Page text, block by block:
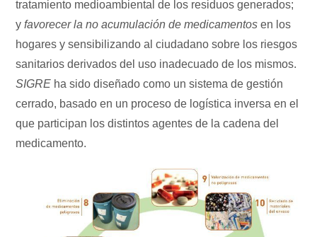
tratamiento medioambiental de los residuos generados;
yfavorecer la no acumulación de medicamentos en los
hogares y sensibilizando al ciudadano sobre los riesgos
sanitarios derivados del uso inadecuado de los mismos.
SIGRE ha sido diseñado como un sistema de gestión
cerrado, basado en un proceso de logística inversa en el
que participan los distintos agentes de la cadena del
medicamento.